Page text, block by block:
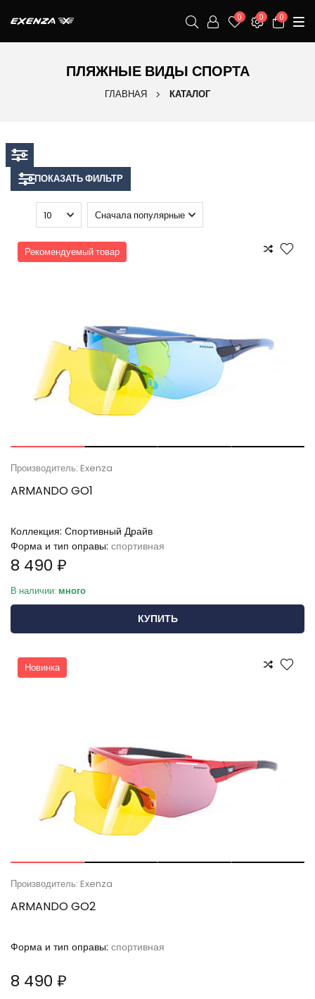
0 0 0
ПЛЯЖНЫЕ ВИДЫ СПОРТА
ГЛАВНАЯ КАТАЛОГ
ПОКАЗАТЬ ФИЛЬТР
Рекомендуемый товар
Производитель: Exenza
ARMANDO GO1
Коллекция: Спортивный Драйв
Форма и тип оправы: спортивная
8 490 ₽
В наличии: много
КУПИТЬ
Новинка
Производитель: Exenza
ARMANDO GO2
Форма и тип оправы: спортивная
8 490 ₽